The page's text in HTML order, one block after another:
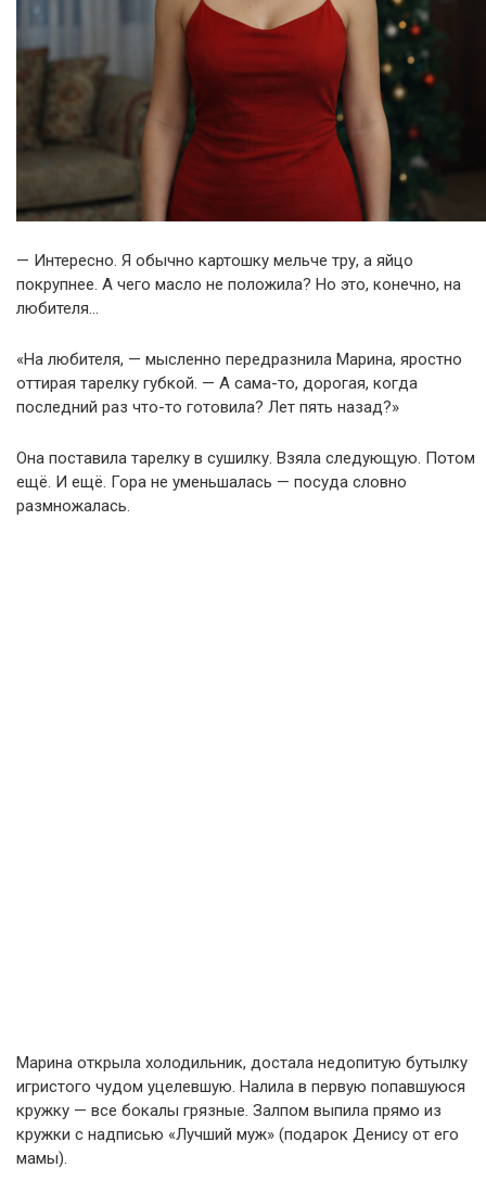
— Интересно. Я обычно картошку мельче тру, а яйцо
покрупнее. А чего масло не положила? Но это, конечно, на
любителя…
«На любителя, — мысленно передразнила Марина, яростно
оттирая тарелку губкой. — А сама-то, дорогая, когда
последний раз что-то готовила? Лет пять назад?»
Она поставила тарелку в сушилку. Взяла следующую. Потом
ещё. И ещё. Гора не уменьшалась — посуда словно
размножалась.
Марина открыла холодильник, достала недопитую бутылку
игристого чудом уцелевшую. Налила в первую попавшуюся
кружку — все бокалы грязные. Залпом выпила прямо из
кружки с надписью «Лучший муж» (подарок Денису от его
мамы).